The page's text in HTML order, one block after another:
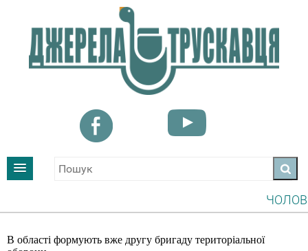
В області формують вже другу бригаду територіальної